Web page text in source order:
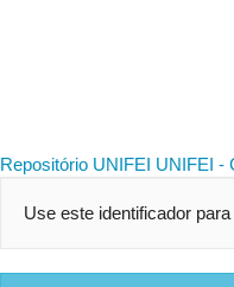
Repositório UNIFEI UNIFEI -
Use este identificador